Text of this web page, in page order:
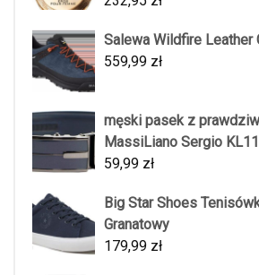
Salewa Wildfire Leather
559,99 zł
męski pasek z
MassiLiano Sergio
59,99 zł
Big Star Shoes
Granatowy
179,99 zł